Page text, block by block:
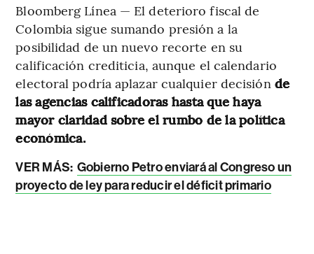
Bloomberg Línea — El deterioro fiscal de
Colombia sigue sumando presión a la
posibilidad de un nuevo recorte en su
calificación crediticia, aunque el calendario
electoral podría aplazar cualquier decisión de
las agencias calificadoras hasta que haya
mayor claridad sobre el rumbo de la política
económica.
VER MÁS: Gobierno Petro enviará al Congreso un
proyecto de ley para reducir el déficit primario